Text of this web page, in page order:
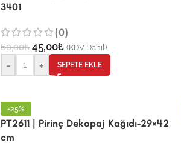
3401
(0)
60,00₺ 45,00₺ (KDV Dahil)
- + SEPETE EKLE
-25%
PT2611 | Pirinç Dekopaj Kağıdı-29×42
cm